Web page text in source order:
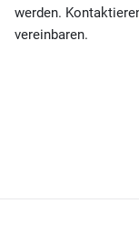
werden.
vereinbaren.